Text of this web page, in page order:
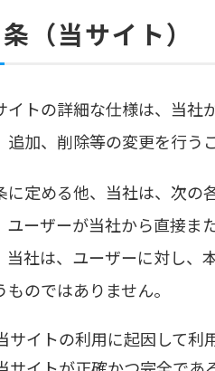
（当サイト）
イトの詳細な仕様は、当社
追加、削除等の変更を行う
に定める他、当社は、次の
ユーザーが当社から直接ま
当社は、ユーザーに対し、
ものではありません。
サイトの利用に起因して利